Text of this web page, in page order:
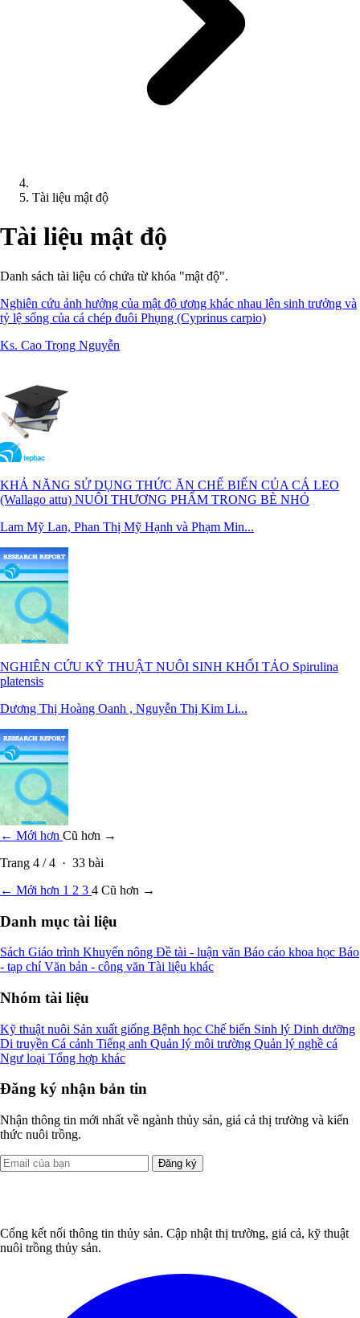
Tài liệu mật độ
Tài liệu mật độ
Danh sách tài liệu có chứa từ khóa "mật độ".
Nghiên cứu ảnh hưởng của mật độ ương khác nhau lên sinh trưởng và
tỷ lệ sống của cá chép đuôi Phụng (Cyprinus carpio)
Ks. Cao Trọng Nguyễn
KHẢ NĂNG SỬ DỤNG THỨC ĂN CHẾ BIẾN CỦA CÁ LEO
(Wallago attu) NUÔI THƯƠNG PHẨM TRONG BÈ NHỎ
Lam Mỹ Lan, Phan Thị Mỹ Hạnh và Phạm Min...
NGHIÊN CỨU KỸ THUẬT NUÔI SINH KHỐI TẢO Spirulina
platensis
Dương Thị Hoàng Oanh , Nguyễn Thị Kim Li...
← Mới hơn Cũ hơn →
Trang 4 /4 · 33 bài
← Mới hơn 1 2 3 4 Cũ hơn →
Danh mục tài liệu
Sách Giáo trình Khuyến nông Đề tài - luận văn Báo cáo khoa học Báo
- tạp chíVăn bản - công văn Tài liệu khác
Nhóm tài liệu
Kỹ thuật nuôi Sản xuất giống Bệnh học Chế biến Sinh lý Dinh dưỡng
Di truyền Cá cảnh Tiếng anh Quản lý môi trường Quản lý nghề cá
Ngư loại Tổng hợp khác
Đăng ký nhận bản tin
Nhận thông tin mới nhất về ngành thủy sản, giá cả thị trường và kiến
thức nuôi trồng.
Đăng ký
Cổng kết nối thông tin thủy sản. Cập nhật thị trường, giá cả, kỹ thuật
nuôi trồng thủy sản.